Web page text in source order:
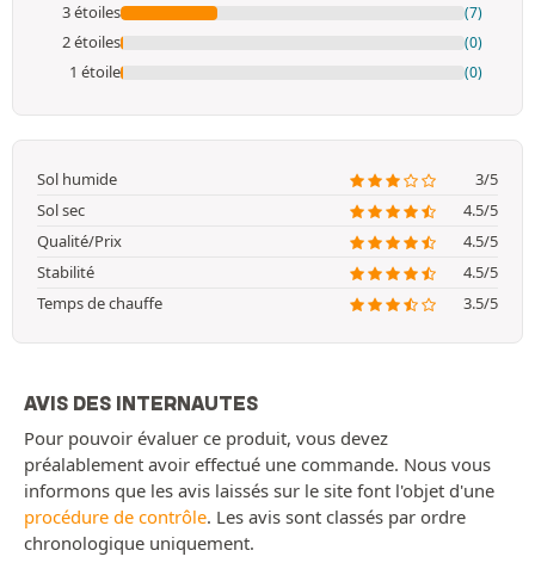
3 étoiles (7)
2 étoiles (0)
1 étoile (0)
Sol humide
3/5
Sol sec
4.5/5
Qualité/Prix
4.5/5
Stabilité
4.5/5
Temps de chauffe
3.5/5
AVIS DES INTERNAUTES
Pour pouvoir évaluer ce produit, vous devez
préalablement avoir effectué une commande. Nous vous
informons que les avis laissés sur le site font l'objet d'une
procédure de contrôle. Les avis sont classés par ordre
chronologique uniquement.